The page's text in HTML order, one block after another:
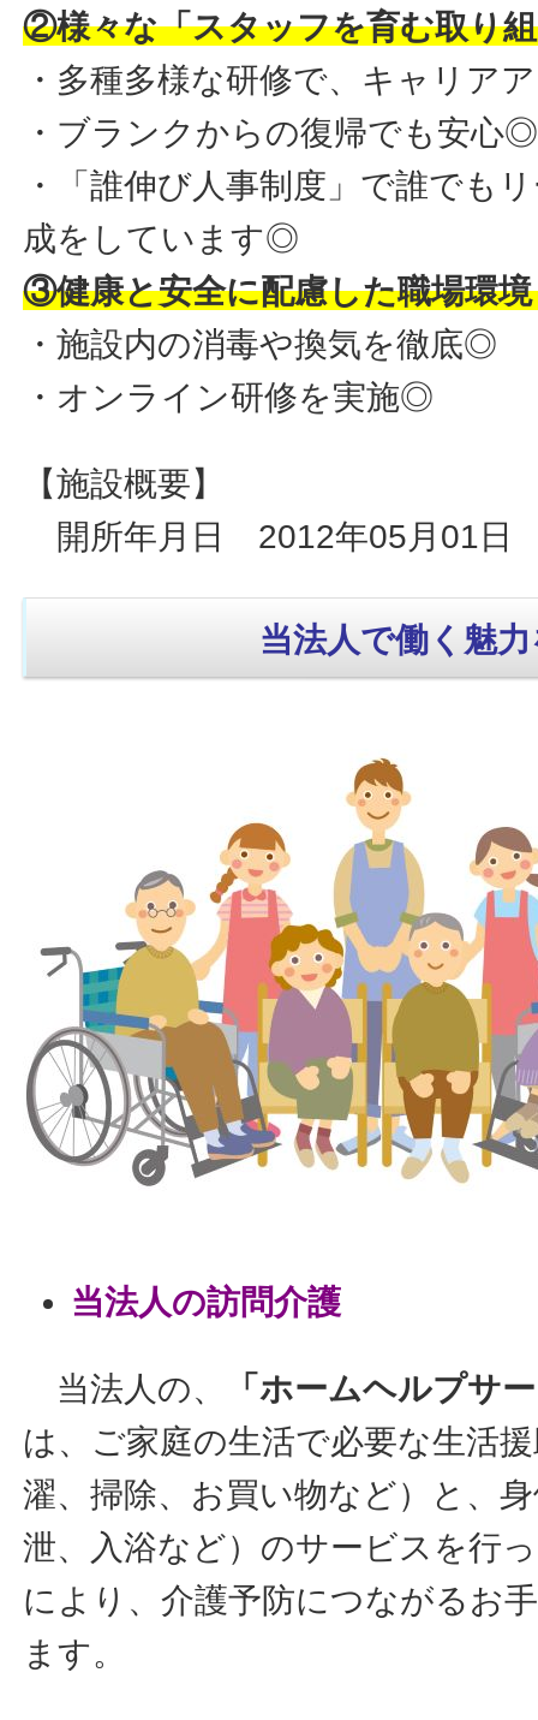
②様々な「スタッフを育む取り
・多種多様な研修で、キャリア
・ブランクからの復帰でも安心◎
・「誰伸び人事制度」で誰でも
成をしています◎
③健康と安全に配慮した職場環
・施設内の消毒や換気を徹底◎
・オンライン研修を実施◎
【施設概要】
開所年月日 2012年05月01日
当法人で働く魅
当法人の訪問介護
当法人の、 「ホームヘルプサ
は、ご家庭の生活で必要な生活
濯、掃除、お買い物など）と、
泄、入浴など）のサービスを行
により、介護予防につながるお
ます。